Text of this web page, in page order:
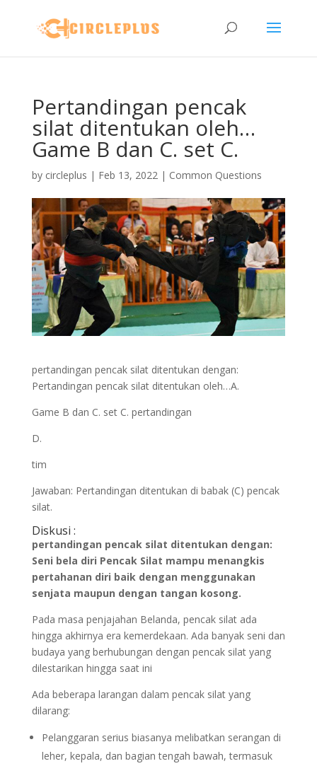
Pertandingan pencak
silat ditentukan oleh…
Game B dan C. set C.
by circleplus | Feb 13, 2022| Common Questions
pertandingan pencak silat ditentukan dengan:
Pertandingan pencak silat ditentukan oleh…A.
Game B dan C. set C. pertandingan
D.
tim
Jawaban: Pertandingan ditentukan di babak (C) pencak
silat.
Diskusi :
pertandingan pencak silat ditentukan dengan:
Seni bela diri Pencak Silat mampu menangkis
pertahanan diri baik dengan menggunakan
senjata maupun dengan tangan kosong.
Pada masa penjajahan Belanda, pencak silat ada
hingga akhirnya era kemerdekaan. Ada banyak seni dan
budaya yang berhubungan dengan pencak silat yang
dilestarikan hingga saat ini
Ada beberapa larangan dalam pencak silat yang
dilarang:
Pelanggaran serius biasanya melibatkan serangan di
leher, kepala, dan bagian tengah bawah, termasuk